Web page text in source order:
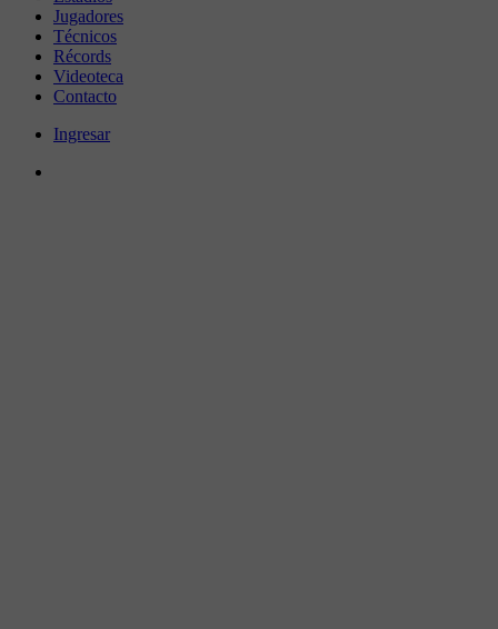
Jugadores
Técnicos
Récords
Videoteca
Contacto
Ingresar